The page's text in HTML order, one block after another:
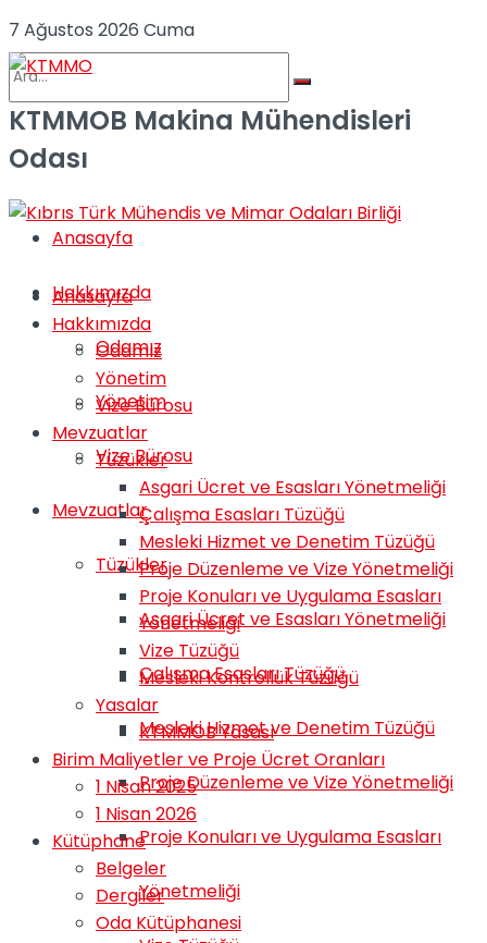
7 Ağustos 2026 Cuma
No Result
View All Result
KTMMOB Makina Mühendisleri
Odası
Anasayfa
Hakkımızda
Odamız
Yönetim
Vize Bürosu
Mevzuatlar
Tüzükler
Asgari Ücret ve Esasları Yönetmeliği
Çalışma Esasları Tüzüğü
Mesleki Hizmet ve Denetim Tüzüğü
Proje Düzenleme ve Vize Yönetmeliği
Proje Konuları ve Uygulama Esasları
Yönetmeliği
Anasayfa
Hakkımızda
Odamız
Yönetim
Vize Bürosu
Mevzuatlar
Tüzükler
Asgari Ücret ve Esasları Yönetmeliği
Çalışma Esasları Tüzüğü
Mesleki Hizmet ve Denetim Tüzüğü
Proje Düzenleme ve Vize Yönetmeliği
Proje Konuları ve Uygulama Esasları
Yönetmeliği
Vize Tüzüğü
Mesleki Kontrollük Tüzüğü
Yasalar
KTMMOB Yasası
Birim Maliyetler ve Proje Ücret Oranları
1 Nisan 2025
1 Nisan 2026
Kütüphane
Belgeler
Dergiler
Oda Kütüphanesi